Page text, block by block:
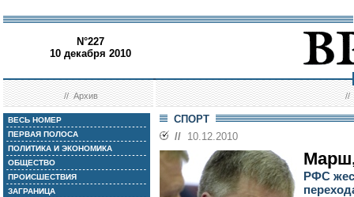
N°227
10 декабря 2010
//Архив //
ВЕСЬ НОМЕР
ПЕРВАЯ ПОЛОСА
ПОЛИТИКА И ЭКОНОМИКА
ОБЩЕСТВО
ПРОИСШЕСТВИЯ
ЗАГРАНИЦА
СПОРТ
// 10.12.2010
РФС